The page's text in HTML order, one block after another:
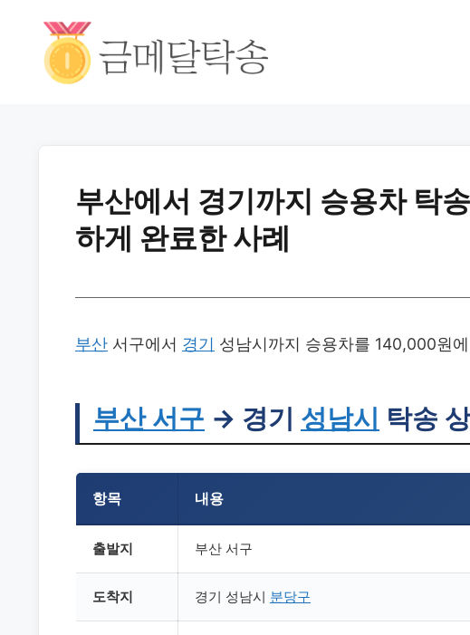
부산에서 경기까지 승용차 탁
하게 완료한 사례
부산 서구에서 경기 성남시까지 승용차를 140,000원
부산 서구 → 경기 성남시 탁송
항목 내용
출발지 부산 서구
도착지 경기 성남시 분당구